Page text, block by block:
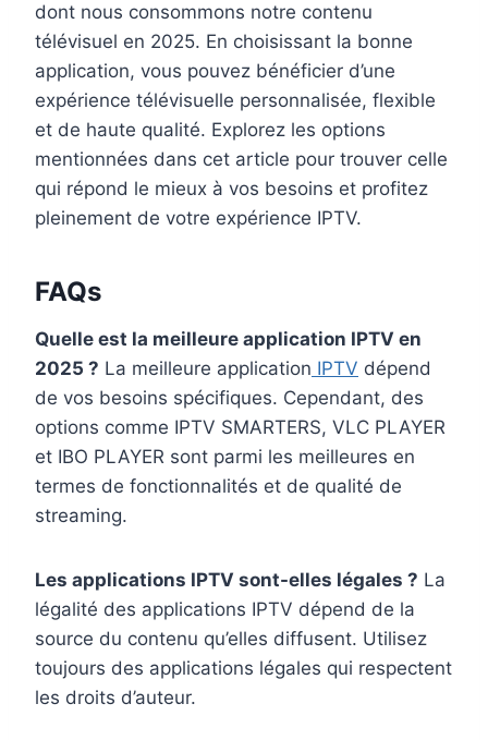
dont nous consommons notre contenu
télévisuel en 2025. En choisissant la bonne
application, vous pouvez bénéficier d’une
expérience télévisuelle personnalisée, flexible
et de haute qualité. Explorez les options
mentionnées dans cet article pour trouver celle
qui répond le mieux à vos besoins et profitez
pleinement de votre expérience IPTV.
FAQs
Quelle est la meilleure application IPTV en
2025 ? La meilleure application IPTV dépend
de vos besoins spécifiques. Cependant, des
options comme IPTV SMARTERS, VLC PLAYER
et IBO PLAYER sont parmi les meilleures en
termes de fonctionnalités et de qualité de
streaming.
Les applications IPTV sont-elles légales ? La
légalité des applications IPTV dépend de la
source du contenu qu’elles diffusent. Utilisez
toujours des applications légales qui respectent
les droits d’auteur.